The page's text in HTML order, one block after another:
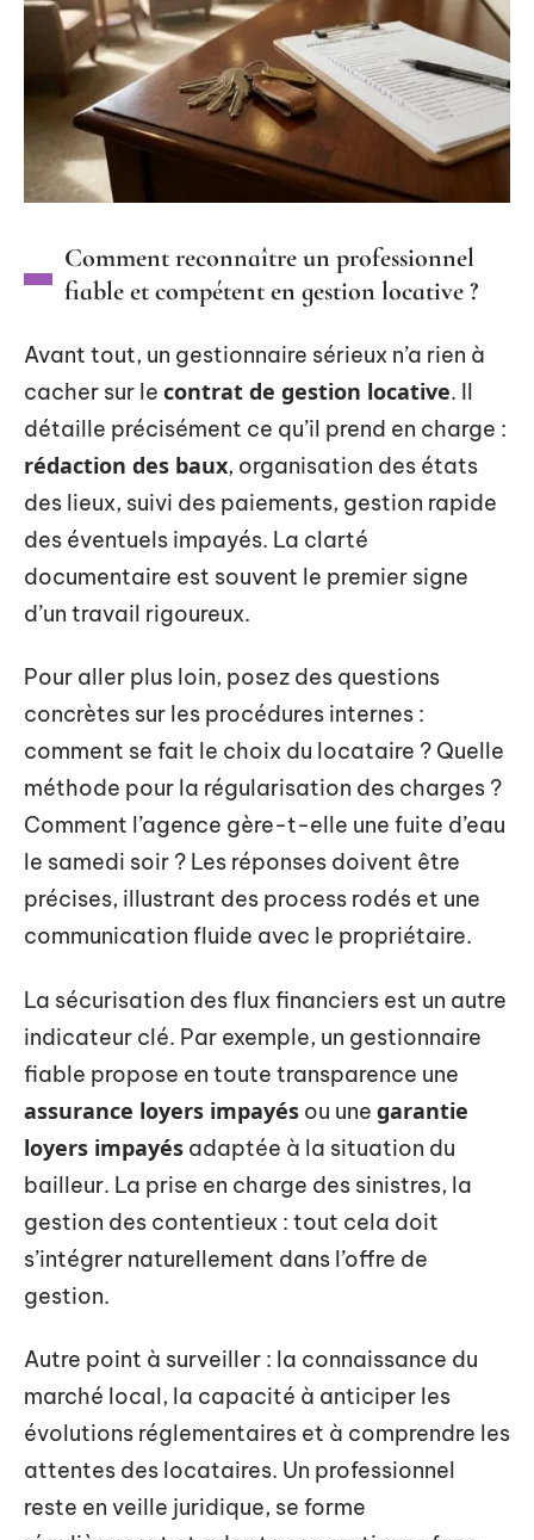
Comment reconnaître un professionnel
fiable et compétent en gestion locative ?
Avant tout, un gestionnaire sérieux n’a rien à
cacher sur le contrat de gestion locative. Il
détaille précisément ce qu’il prend en charge :
rédaction des baux, organisation des états
des lieux, suivi des paiements, gestion rapide
des éventuels impayés. La clarté
documentaire est souvent le premier signe
d’un travail rigoureux.
Pour aller plus loin, posez des questions
concrètes sur les procédures internes :
comment se fait le choix du locataire ? Quelle
méthode pour la régularisation des charges ?
Comment l’agence gère-t-elle une fuite d’eau
le samedi soir ? Les réponses doivent être
précises, illustrant des process rodés et une
communication fluide avec le propriétaire.
La sécurisation des flux financiers est un autre
indicateur clé. Par exemple, un gestionnaire
fiable propose en toute transparence une
assurance loyers impayés ou une garantie
loyers impayés adaptée à la situation du
bailleur. La prise en charge des sinistres, la
gestion des contentieux : tout cela doit
s’intégrer naturellement dans l’offre de
gestion.
Autre point à surveiller : la connaissance du
marché local, la capacité à anticiper les
évolutions réglementaires et à comprendre les
attentes des locataires. Un professionnel
reste en veille juridique, se forme